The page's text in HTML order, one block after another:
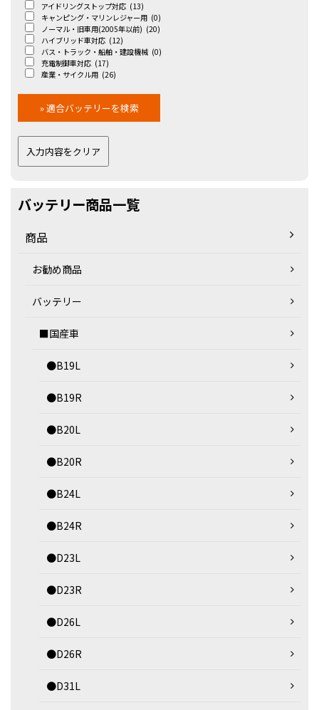
アイドリングストップ対応 (13)
キャンピング・マリンレジャー用 (0)
ノーマル・旧車用(2005年以前) (20)
ハイブリッド車対応 (12)
バス・トラック・船舶・建設機械 (0)
充電制御車対応 (17)
産業・サイクル用 (26)
バッテリー商品一覧
商品
お勧め商品
バッテリー
■国産車
●B19L
●B19R
●B20L
●B20R
●B24L
●B24R
●D23L
●D23R
●D26L
●D26R
●D31L